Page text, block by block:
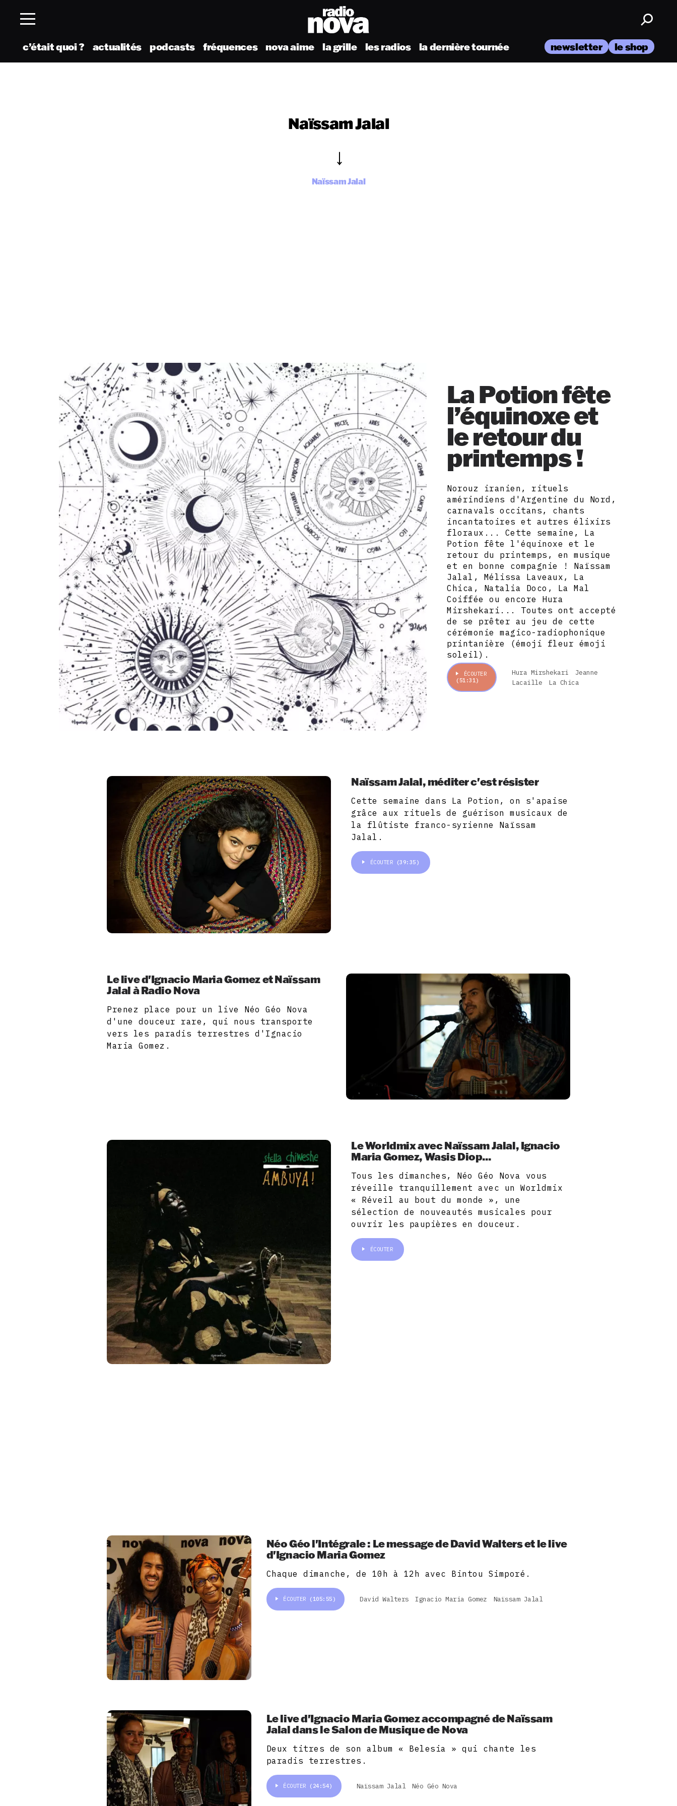
c’était quoi ? actualités podcasts fréquences nova aime la grille les radios la dernière tournée newsletter le shop
Naïssam Jalal
Naïssam Jalal
La Potion fête
l’équinoxe et
le retour du
printemps !
Norouz iranien, rituels
amérindiens d'Argentine du Nord,
carnavals occitans, chants
incantatoires et autres élixirs
floraux... Cette semaine, La
Potion fête l'équinoxe et le
retour du printemps, en musique
et en bonne compagnie ! Naïssam
Jalal, Mélissa Laveaux, La
Chica, Natalia Doco, La Mal
Coiffée ou encore Hura
Mirshekari... Toutes ont accepté
de se prêter au jeu de cette
cérémonie magico-radiophonique
printanière (émoji fleur émoji
soleil).
ÉCOUTER
(51:31)
Hura Mirshekari
Jeanne
Lacaille
La Chica
Naïssam Jalal, méditer c'est résister
Cette semaine dans La Potion, on s'apaise
grâce aux rituels de guérison musicaux de
la flûtiste franco-syrienne Naïssam
Jalal.
ÉCOUTER (39:35)
Le live d'Ignacio Maria Gomez et Naïssam
Jalal à Radio Nova
Prenez place pour un live Néo Géo Nova
d'une douceur rare, qui nous transporte
vers les paradis terrestres d'Ignacio
Maria Gomez.
Le Worldmix avec Naïssam Jalal, Ignacio
Maria Gomez, Wasis Diop...
Tous les dimanches, Néo Géo Nova vous
réveille tranquillement avec un Worldmix
« Réveil au bout du monde », une
sélection de nouveautés musicales pour
ouvrir les paupières en douceur.
ÉCOUTER
Néo Géo l'Intégrale : Le message de David Walters et le live
d'Ignacio Maria Gomez
Chaque dimanche, de 10h à 12h avec Bintou Simporé.
ÉCOUTER (105:55) David Walters Ignacio Maria Gomez Naïssam Jalal
Le live d'Ignacio Maria Gomez accompagné de Naïssam
Jalal dans le Salon de Musique de Nova
Deux titres de son album « Belesia » qui chante les
paradis terrestres.
ÉCOUTER (24:54) Naïssam Jalal Néo Géo Nova